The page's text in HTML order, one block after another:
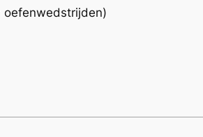
oefenwedstrijden)